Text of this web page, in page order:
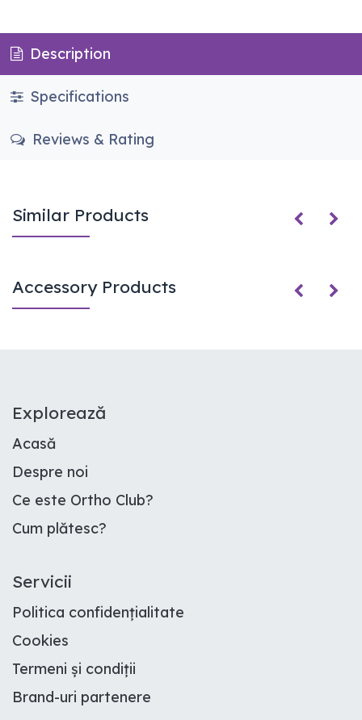
Description
Specifications
Reviews & Rating
Similar Products
Accessory Products
E​xplorează
Acasă
Despre noi
Ce este Ortho Club?
Cum plătesc?
Servicii
Politica confidențialitate
Cookies
Termeni și condiții
Brand-uri partenere